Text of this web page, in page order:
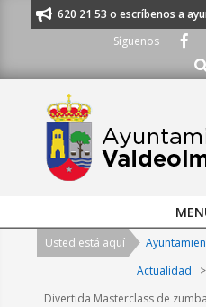
al 91 620 21 53 o escríbenos a
Síguenos
Navigation
Usted está aquí
Actualidad
>
Divertida Masterclass de